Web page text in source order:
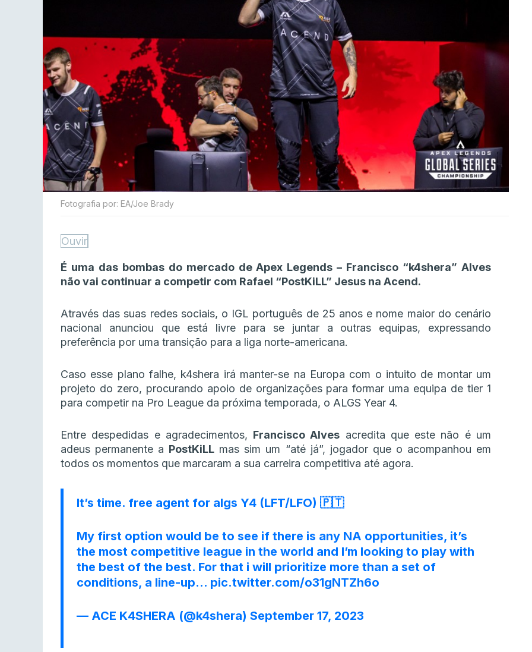
Fotografia por: EA/Joe Brady
Ouvir
É uma das bombas do mercado de Apex Legends – Francisco “k4shera” Alves
não vai continuar a competir com Rafael “PostKiLL” Jesus na Acend.
Através das suas redes sociais, o IGL português de 25 anos e nome maior do cenário
nacional anunciou que está livre para se juntar a outras equipas, expressando
preferência por uma transição para a liga norte-americana.
Caso esse plano falhe, k4shera irá manter-se na Europa com o intuito de montar um
projeto do zero, procurando apoio de organizações para formar uma equipa de tier 1
para competir na Pro League da próxima temporada, o ALGS Year 4.
Entre despedidas e agradecimentos, Francisco Alves acredita que este não é um
adeus permanente a PostKiLL mas sim um “até já”, jogador que o acompanhou em
todos os momentos que marcaram a sua carreira competitiva até agora.
It’s time. free agent for algs Y4 (LFT/LFO) 🇵🇹
My first option would be to see if there is any NA opportunities, it’s
the most competitive league in the world and I’m looking to play with
the best of the best. For that i will prioritize more than a set of
conditions, a line-up… pic.twitter.com/o31gNTZh6o
— ACE K4SHERA (@k4shera) September 17, 2023